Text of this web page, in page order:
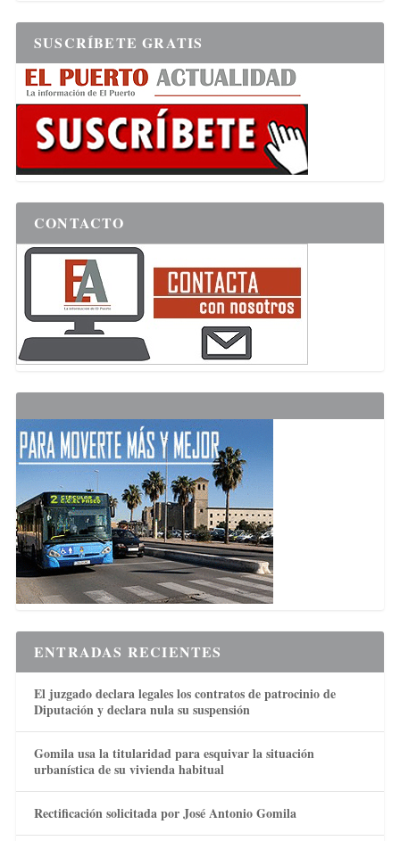
SUSCRÍBETE GRATIS
CONTACTO
ENTRADAS RECIENTES
El juzgado declara legales los contratos de patrocinio de
Diputación y declara nula su suspensión
Gomila usa la titularidad para esquivar la situación
urbanística de su vivienda habitual
Rectificación solicitada por José Antonio Gomila